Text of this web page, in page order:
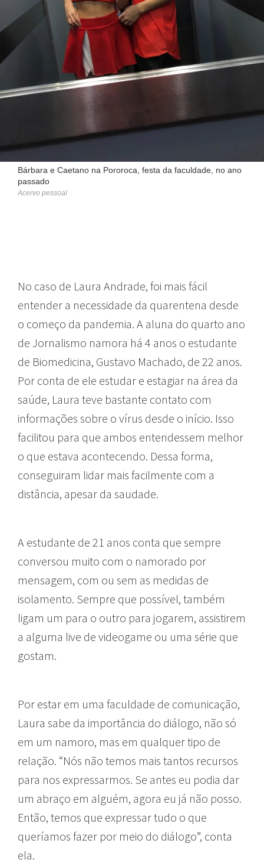
Bárbara e Caetano na Pororoca, festa da faculdade, no ano
passado
Acervo pessoal
No caso de Laura Andrade, foi mais fácil
entender a necessidade da quarentena desde
o começo da pandemia. A aluna do quarto ano
de Jornalismo namora há 4 anos o estudante
de Biomedicina, Gustavo Machado, de 22 anos.
Por conta de ele estudar e estagiar na área da
saúde, Laura teve bastante contato com
informações sobre o vírus desde o início. Isso
facilitou para que ambos entendessem melhor
o que estava acontecendo. Dessa forma,
conseguiram lidar mais facilmente com a
distância, apesar da saudade.
A estudante de 21 anos conta que sempre
conversou muito com o namorado por
mensagem, com ou sem as medidas de
isolamento. Sempre que possível, também
ligam um para o outro para jogarem, assistirem
a alguma live de videogame ou uma série que
gostam.
Por estar em uma faculdade de comunicação,
Laura sabe da importância do diálogo, não só
em um namoro, mas em qualquer tipo de
relação. “Nós não temos mais tantos recursos
para nos expressarmos. Se antes eu podia dar
um abraço em alguém, agora eu já não posso.
Então, temos que expressar tudo o que
queríamos fazer por meio do diálogo”, conta
ela.